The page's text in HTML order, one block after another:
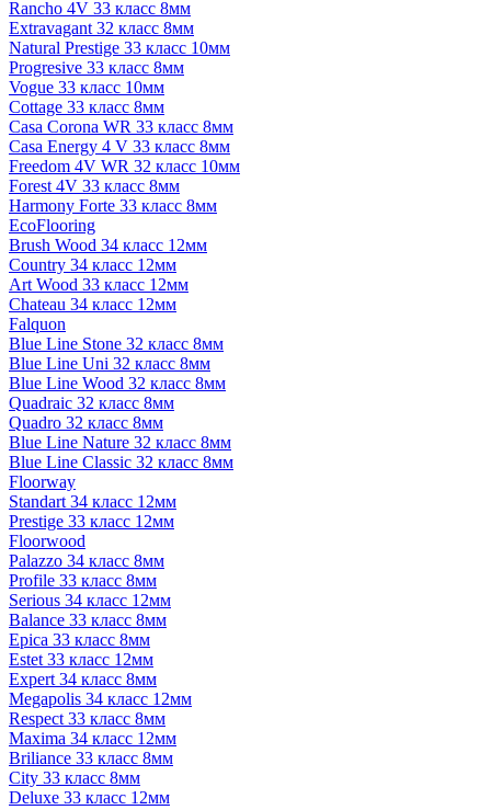
Rancho 4V 33 класс 8мм
Extravagant 32 класс 8мм
Natural Prestige 33 класс 10мм
Progresive 33 класс 8мм
Vogue 33 класс 10мм
Cottage 33 класс 8мм
Casa Corona WR 33 класс 8мм
Casa Energy 4 V 33 класс 8мм
Freedom 4V WR 32 класс 10мм
Forest 4V 33 класс 8мм
Harmony Forte 33 класс 8мм
EcoFlooring
Brush Wood 34 класс 12мм
Country 34 класс 12мм
Art Wood 33 класс 12мм
Chateau 34 класс 12мм
Falquon
Blue Line Stone 32 класс 8мм
Blue Line Uni 32 класс 8мм
Blue Line Wood 32 класс 8мм
Quadraic 32 класс 8мм
Quadro 32 класс 8мм
Blue Line Nature 32 класс 8мм
Blue Line Classic 32 класс 8мм
Floorway
Standart 34 класс 12мм
Prestige 33 класс 12мм
Floorwood
Palazzo 34 класс 8мм
Profile 33 класс 8мм
Serious 34 класс 12мм
Balance 33 класс 8мм
Epica 33 класс 8мм
Estet 33 класс 12мм
Expert 34 класс 8мм
Megapolis 34 класс 12мм
Respect 33 класс 8мм
Maxima 34 класс 12мм
Briliance 33 класс 8мм
City 33 класс 8мм
Deluxe 33 класс 12мм